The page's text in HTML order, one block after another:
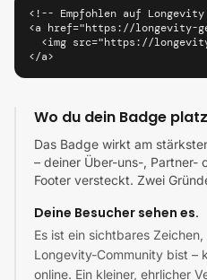
<!-- Empfohlen auf
<a href="https://longevity-
<img src="https://
</a>
Wo du dein Badge
Das Badge wirkt am
– deiner Über-uns-, Partner-
Footer versteckt. Zwei
Deine Besucher sehen es.
Es ist ein sichtbares
Longevity-Community bist –
online. Ein kleiner, ehrlicher